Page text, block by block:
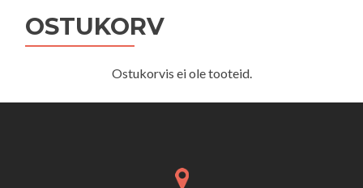
OSTUKORV
Ostukorvis ei ole tooteid.